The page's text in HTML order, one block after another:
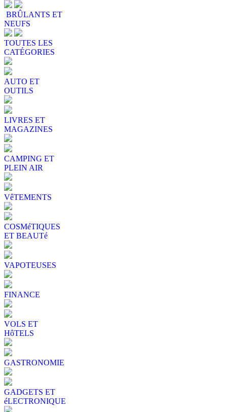
BRÛLANTS ET
NEUFS
TOUTES LES
CATÉGORIES
AUTO ET
OUTILS
LIVRES ET
MAGAZINES
CAMPING ET
PLEIN AIR
VêTEMENTS
COSMéTIQUES
ET BEAUTé
VAPOTEUSES
FINANCE
VOLS ET
HôTELS
GASTRONOMIE
GADGETS ET
éLECTRONIQUE